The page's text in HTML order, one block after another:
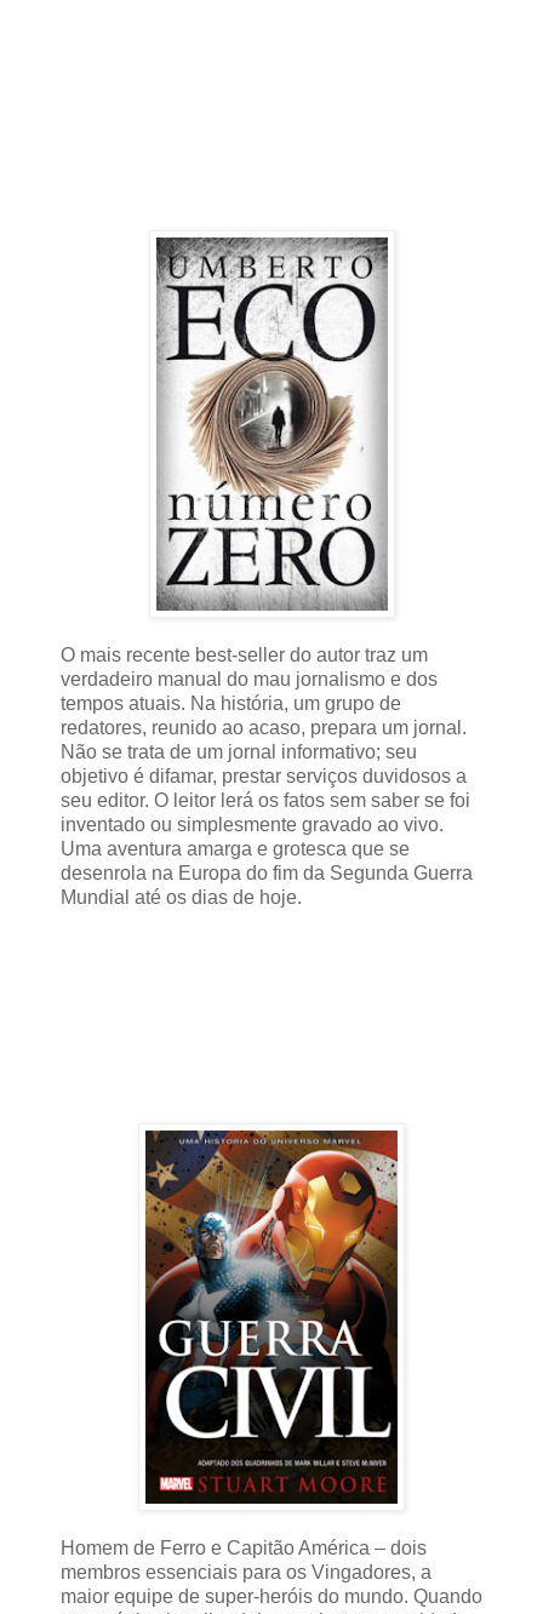
O mais recente best-seller do autor traz um
verdadeiro manual do mau jornalismo e dos
tempos atuais. Na história, um grupo de
redatores, reunido ao acaso, prepara um jornal.
Não se trata de um jornal informativo; seu
objetivo é difamar, prestar serviços duvidosos a
seu editor. O leitor lerá os fatos sem saber se foi
inventado ou simplesmente gravado ao vivo.
Uma aventura amarga e grotesca que se
desenrola na Europa do fim da Segunda Guerra
Mundial até os dias de hoje.
Homem de Ferro e Capitão América – dois
membros essenciais para os Vingadores, a
maior equipe de super-heróis do mundo. Quando